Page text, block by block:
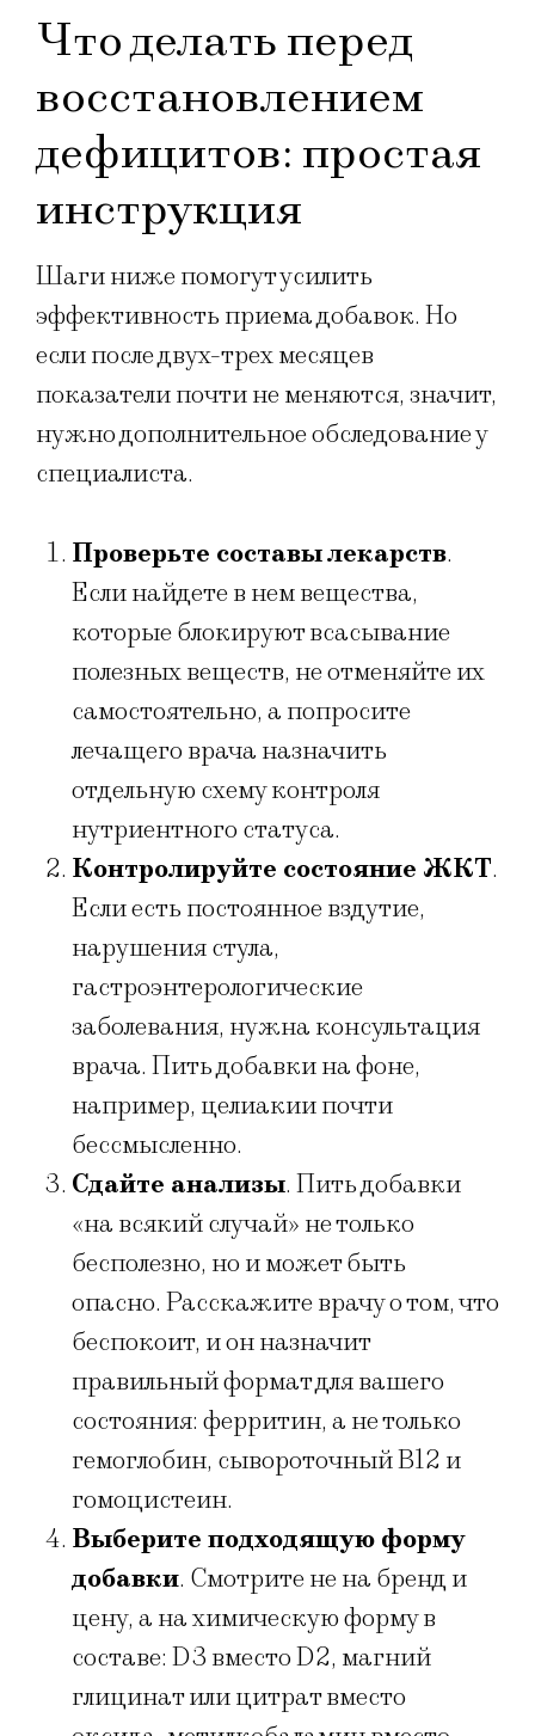
Что делать перед
восстановлением
дефицитов: простая
инструкция
Шаги ниже помогут усилить
эффективность приема добавок. Но
если после двух-трех месяцев
показатели почти не меняются, значит,
нужно дополнительное обследование у
специалиста.
Проверьте составы лекарств.
Если найдете в нем вещества,
которые блокируют всасывание
полезных веществ, не отменяйте их
самостоятельно, а попросите
лечащего врача назначить
отдельную схему контроля
нутриентного статуса.
Контролируйте состояние ЖКТ.
Если есть постоянное вздутие,
нарушения стула,
гастроэнтерологические
заболевания, нужна консультация
врача. Пить добавки на фоне,
например, целиакии почти
бессмысленно.
Сдайте анализы. Пить добавки
«на всякий случай» не только
бесполезно, но и может быть
опасно. Расскажите врачу о том, что
беспокоит, и он назначит
правильный формат для вашего
состояния: ферритин, а не только
гемоглобин, сывороточный B12 и
гомоцистеин.
Выберите подходящую форму
добавки. Смотрите не на бренд и
цену, а на химическую форму в
составе: D3 вместо D2, магний
глицинат или цитрат вместо